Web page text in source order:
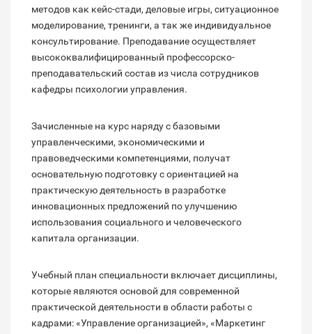
методов как кейс-стади, деловые игры, ситуационное
моделирование, тренинги, а так же индивидуальное
консультирование. Преподавание осуществляет
высококвалифицированный профессорско-
преподавательский состав из числа сотрудников
кафедры психологии управления.
Зачисленные на курс наряду с базовыми
управленческими, экономическими и
правоведческими компетенциями, получат
основательную подготовку с ориентацией на
практическую деятельность в разработке
инновационных предложений по улучшению
использования социального и человеческого
капитала организации.
Учебный план специальности включает дисциплины,
которые являются основой для современной
практической деятельности в области работы с
кадрами: «Управление организацией», «Маркетинг